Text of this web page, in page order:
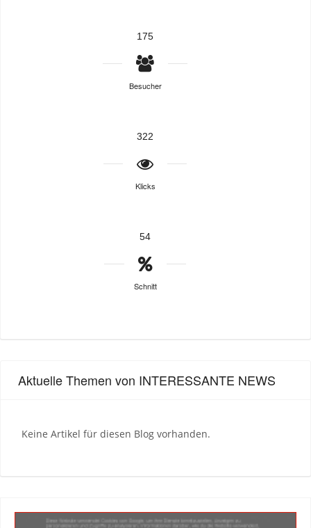
175
Besucher
322
Klicks
54
Schnitt
Aktuelle Themen von INTERESSANTE NEWS
Keine Artikel für diesen Blog vorhanden.